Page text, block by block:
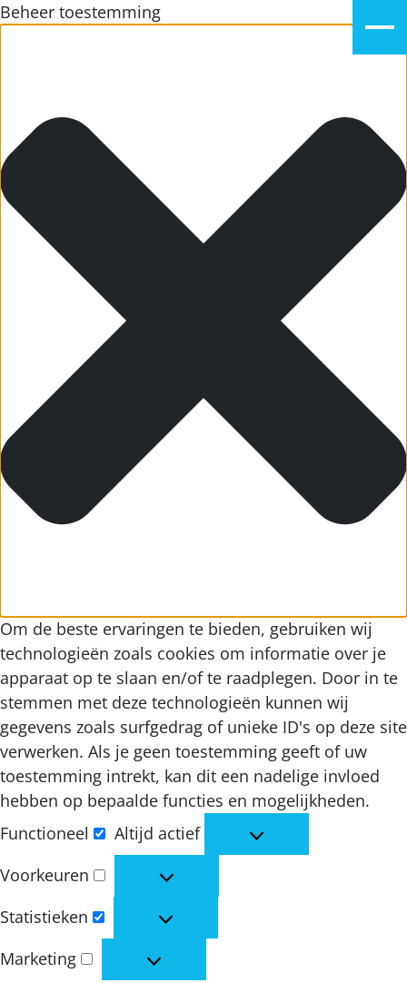
Beheer toestemming
Om de beste ervaringen te bieden, gebruiken wij
technologieën zoals cookies om informatie over je
apparaat op te slaan en/of te raadplegen. Door in te
stemmen met deze technologieën kunnen wij
gegevens zoals surfgedrag of unieke ID's op deze site
verwerken. Als je geen toestemming geeft of uw
toestemming intrekt, kan dit een nadelige invloed
hebben op bepaalde functies en mogelijkheden.
Functioneel
Functioneel
Altijd actief
Voorkeuren
Voorkeuren
Statistieken
Statistieken
Marketing
Marketing